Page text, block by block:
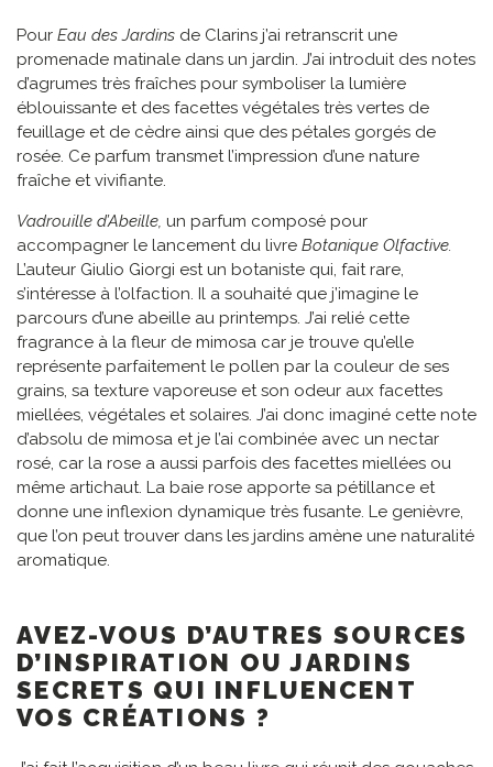
Pour Eau des Jardins de Clarins j’ai retranscrit une
promenade matinale dans un jardin. J’ai introduit des notes
d’agrumes très fraîches pour symboliser la lumière
éblouissante et des facettes végétales très vertes de
feuillage et de cèdre ainsi que des pétales gorgés de
rosée. Ce parfum transmet l’impression d’une nature
fraîche et vivifiante.
Vadrouille d’Abeille, un parfum composé pour
accompagner le lancement du livre Botanique Olfactive.
L’auteur Giulio Giorgi est un botaniste qui, fait rare,
s’intéresse à l’olfaction. Il a souhaité que j’imagine le
parcours d’une abeille au printemps. J’ai relié cette
fragrance à la fleur de mimosa car je trouve qu’elle
représente parfaitement le pollen par la couleur de ses
grains, sa texture vaporeuse et son odeur aux facettes
miellées, végétales et solaires. J’ai donc imaginé cette note
d’absolu de mimosa et je l’ai combinée avec un nectar
rosé, car la rose a aussi parfois des facettes miellées ou
même artichaut. La baie rose apporte sa pétillance et
donne une inflexion dynamique très fusante. Le genièvre,
que l’on peut trouver dans les jardins amène une naturalité
aromatique.
AVEZ-VOUS D’AUTRES SOURCES
D’INSPIRATION OU JARDINS
SECRETS QUI INFLUENCENT
VOS CRÉATIONS ?